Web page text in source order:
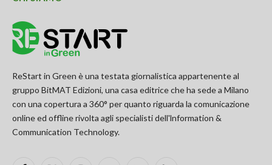
ReStart in Green è una testata giornalistica appartenente al
gruppo BitMAT Edizioni, una casa editrice che ha sede a Milano
con una copertura a 360° per quanto riguarda la comunicazione
online ed offline rivolta agli specialisti dell'lnformation &
Communication Technology.